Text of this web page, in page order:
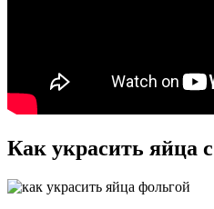
Как украсить яйца